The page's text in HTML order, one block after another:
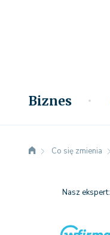
Biznes
Co się zmienia
Nasz ekspert: